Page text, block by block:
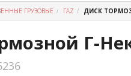
ГРУЗОВЫЕ ГАZ ДИСК
Г-